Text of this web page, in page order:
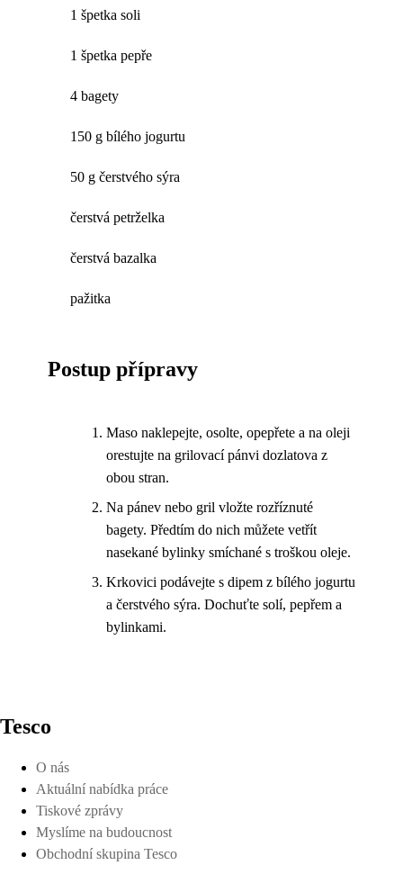
1 špetka soli
1 špetka pepře
4 bagety
150 g bílého jogurtu
50 g čerstvého sýra
čerstvá petrželka
čerstvá bazalka
pažitka
Postup přípravy
Maso naklepejte, osolte, opepřete a na oleji
orestujte na grilovací pánvi dozlatova z
obou stran.
Na pánev nebo gril vložte rozříznuté
bagety. Předtím do nich můžete vetřít
nasekané bylinky smíchané s troškou oleje.
Krkovici podávejte s dipem z bílého jogurtu
a čerstvého sýra. Dochuťte solí, pepřem a
bylinkami.
Tesco
O nás
Aktuální nabídka práce
Tiskové zprávy
Myslíme na budoucnost
Obchodní skupina Tesco